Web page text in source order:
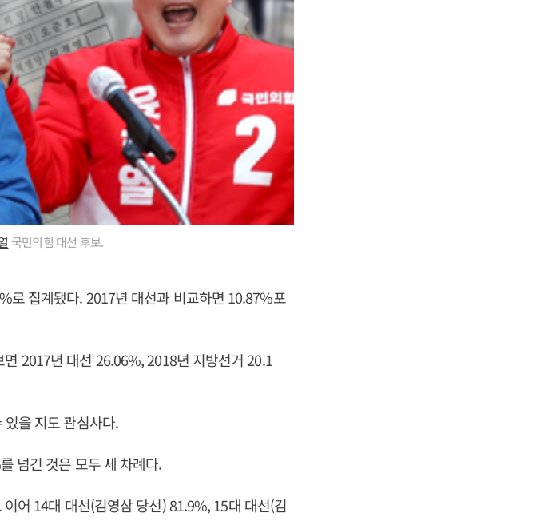
국민의힘 대선 후보.
로 집계됐다. 2017년 대선과 비교하면 10.87%포
2017년 대선 26.06%, 2018년 지방선거 20.1
을 지도 관심사다.
넘긴 것은 모두 세 차례다.
어 14대 대선(김영삼 당선) 81.9%, 15대 대선(김